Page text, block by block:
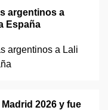
argentinos a
España
2026 y fue